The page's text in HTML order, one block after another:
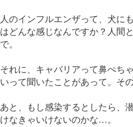
人のインフルエンザって、犬に
はどんな感じなんですか？人間
で。
それに、キャバリアって鼻ぺち
いって聞いたことがあって。そ
あと、もし感染するとしたら、
けなきゃいけないのかな…。